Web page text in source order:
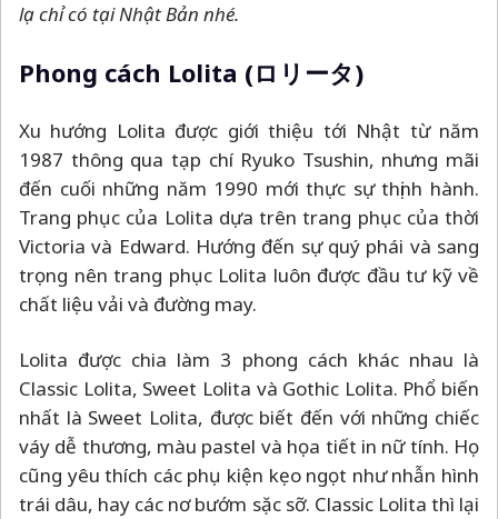
lạ chỉ có tại Nhật Bản nhé.
Phong cách Lolita (ロリータ)
Xu hướng Lolita được giới thiệu tới Nhật từ năm
1987 thông qua tạp chí Ryuko Tsushin, nhưng mãi
đến cuối những năm 1990 mới thực sự thịnh hành.
Trang phục của Lolita dựa trên trang phục của thời
Victoria và Edward. Hướng đến sự quý phái và sang
trọng nên trang phục Lolita luôn được đầu tư kỹ về
chất liệu vải và đường may.
Lolita được chia làm 3 phong cách khác nhau là
Classic Lolita, Sweet Lolita và Gothic Lolita. Phổ biến
nhất là Sweet Lolita, được biết đến với những chiếc
váy dễ thương, màu pastel và họa tiết in nữ tính. Họ
cũng yêu thích các phụ kiện kẹo ngọt như nhẫn hình
trái dâu, hay các nơ bướm sặc sỡ. Classic Lolita thì lại